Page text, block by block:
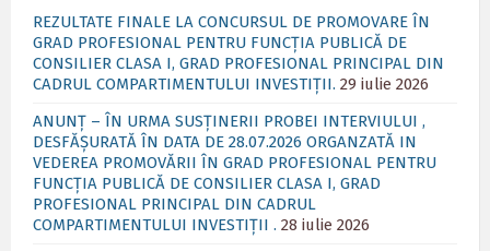
REZULTATE FINALE LA CONCURSUL DE PROMOVARE ÎN
GRAD PROFESIONAL PENTRU FUNCȚIA PUBLICĂ DE
CONSILIER CLASA I, GRAD PROFESIONAL PRINCIPAL DIN
CADRUL COMPARTIMENTULUI INVESTIȚII. 29 iulie 2026
ANUNȚ – ÎN URMA SUSȚINERII PROBEI INTERVIULUI ,
DESFĂȘURATĂ ÎN DATA DE 28.07.2026 ORGANZATĂ IN
VEDEREA PROMOVĂRII ÎN GRAD PROFESIONAL PENTRU
FUNCȚIA PUBLICĂ DE CONSILIER CLASA I, GRAD
PROFESIONAL PRINCIPAL DIN CADRUL
COMPARTIMENTULUI INVESTIȚII . 28 iulie 2026